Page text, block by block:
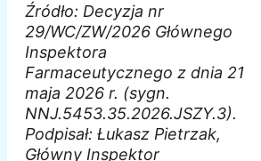
Źródło: Decyzja nr
29/WC/ZW/2026 Głównego
Inspektora
Farmaceutycznego z dnia 21
maja 2026 r. (sygn.
NNJ.5453.35.2026.JSZY.3).
Podpisał: Łukasz Pietrzak,
Główny Inspektor